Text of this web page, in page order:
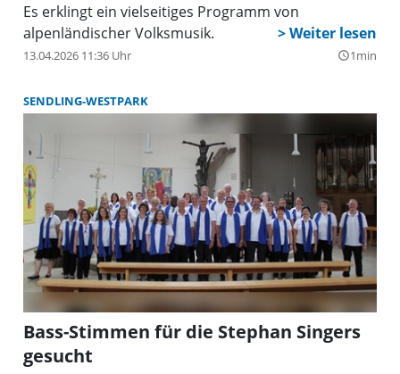
Es erklingt ein vielseitiges Programm von
alpenländischer Volksmusik.
13.04.2026 11:36 Uhr query_builder1min
SENDLING-WESTPARK
Bass-Stimmen für die Stephan Singers
gesucht